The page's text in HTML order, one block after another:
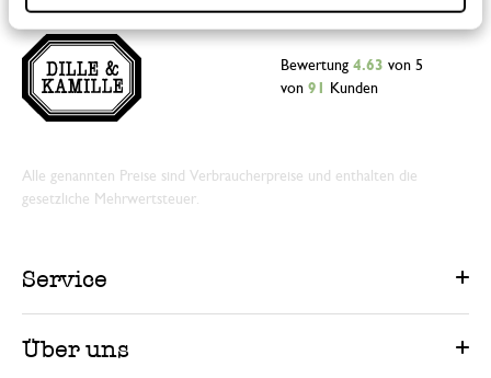
Bewertung 4.63 von 5
von 91 Kunden
Alle genannten Preise sind Verbraucherpreise und enthalten die
gesetzliche Mehrwertsteuer.
Service
Über uns